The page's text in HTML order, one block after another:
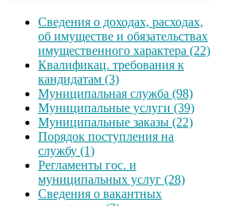
Сведения о доходах, расходах,
об имуществе и обязательствах
имущественного характера (22)
Квалификац. требования к
кандидатам (3)
Муниципальная служба (98)
Муниципальные услуги (39)
Муниципальные заказы (22)
Порядок поступления на
службу (1)
Регламенты гос. и
муниципальных услуг (28)
Сведения о вакантных